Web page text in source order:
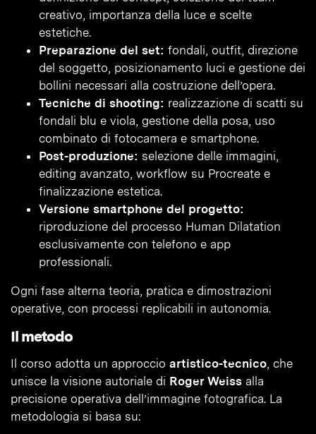
creativo, importanza della luce e scelte
estetiche.
Preparazione del set: fondali, outfit, direzione
del soggetto, posizionamento luci e gestione dei
bollini necessari alla costruzione dell’opera.
Tecniche di shooting: realizzazione di scatti su
fondali blu e viola, gestione della posa, uso
combinato di fotocamera e smartphone.
Post-produzione: selezione delle immagini,
editing avanzato, workflow su Procreate e
finalizzazione estetica.
Versione smartphone del progetto:
riproduzione del processo Human Dilatation
esclusivamente con telefono e app
professionali.
Ogni fase alterna teoria, pratica e dimostrazioni
operative, con processi replicabili in autonomia.
Il metodo
Il corso adotta un approccio artistico-tecnico, che
unisce la visione autoriale di Roger Weiss alla
precisione operativa dell’immagine fotografica. La
metodologia si basa su: